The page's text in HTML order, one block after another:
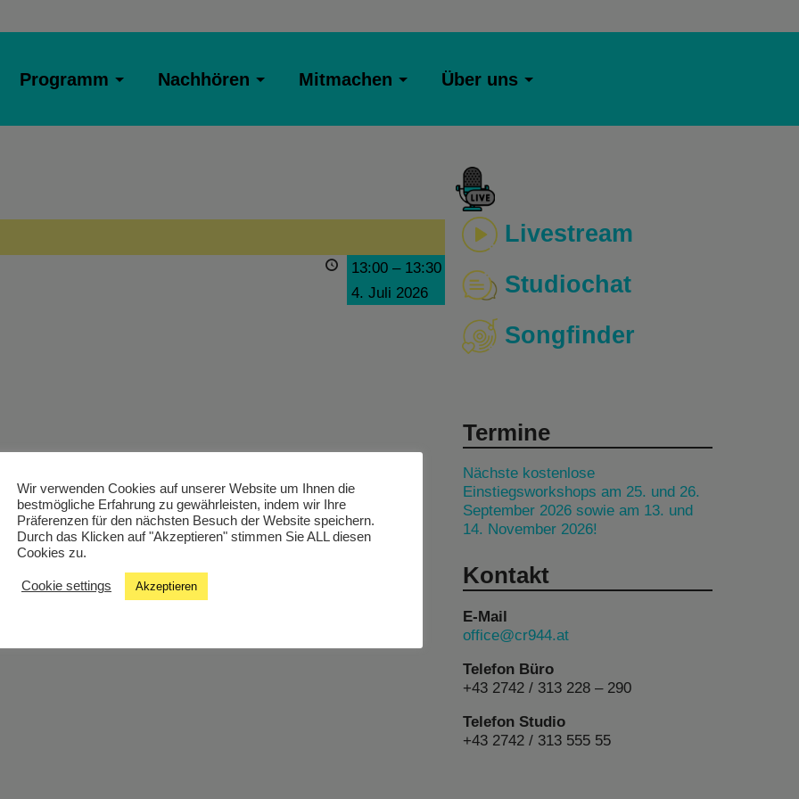
Programm Nachhören Mitmachen Über uns
13:00 – 13:30
4. Juli 2026
Livestream
Studiochat
Songfinder
Termine
Nächste kostenlose
Einstiegsworkshops am 25. und 26.
September 2026 sowie am 13. und
14. November 2026!
Kontakt
E-Mail
office@cr944.at
Telefon Büro
+43 2742 / 313 228 – 290
Telefon Studio
+43 2742 / 313 555 55
Wir verwenden Cookies auf unserer Website um Ihnen die
bestmögliche Erfahrung zu gewährleisten, indem wir Ihre
Präferenzen für den nächsten Besuch der Website speichern.
Durch das Klicken auf "Akzeptieren" stimmen Sie ALL diesen
Cookies zu.
Cookie settings Akzeptieren